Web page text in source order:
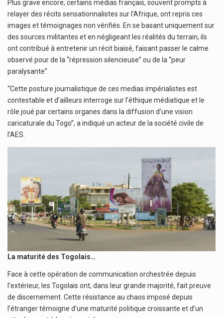
Plus grave encore, certains médias français, souvent prompts à
relayer des récits sensationnalistes sur l’Afrique, ont repris ces
images et témoignages non vérifiés. En se basant uniquement sur
des sources militantes et en négligeant les réalités du terrain, ils
ont contribué à entretenir un récit biaisé, faisant passer le calme
observé pour de la “répression silencieuse” ou de la “peur
paralysante”.
“Cette posture journalistique de ces medias impérialistes est
contestable et d’ailleurs interroge sur l’éthique médiatique et le
rôle joué par certains organes dans la diffusion d’une vision
caricaturale du Togo”, a indiqué un acteur de la société civile de
l’AES.
La maturité des Togolais…
Face à cette opération de communication orchestrée depuis
l’extérieur, les Togolais ont, dans leur grande majorité, fait preuve
de discernement. Cette résistance au chaos imposé depuis
l’étranger témoigne d’une maturité politique croissante et d’un